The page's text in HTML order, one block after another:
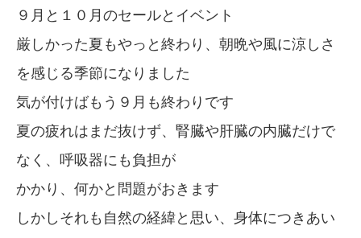
９月と１０月のセールとイベント
厳しかった夏もやっと終わり、朝晩や風に涼しさ
を感じる季節になりました
気が付けばもう９月も終わりです
夏の疲れはまだ抜けず、腎臓や肝臓の内臓だけで
なく、呼吸器にも負担が
かかり、何かと問題がおきます
しかしそれも自然の経緯と思い、身体につきあい